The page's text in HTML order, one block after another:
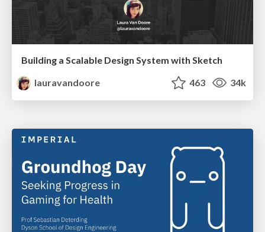
Building a Scalable Design System with Sketch
lauravandoore
463 34k